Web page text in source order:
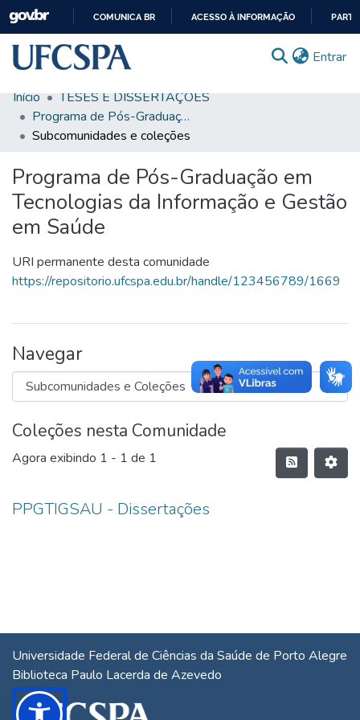
CONTEÚDO
COMUNICA BR ACESSO À INFORMAÇÃO
Entrar
Comunidades & Coleções
Busca Facetada
Estatísticas
Autoarquivamento
Sobre o RI-UFCSPA
FAQ
Início
TESES E DISSERTAÇÕES
Programa de Pós-Graduação em Tecnologias da Informação e Gestão em Saúde
Subcomunidades e coleções
Programa de Pós-Graduação em
Tecnologias da Informação e Gestão
em Saúde
URI permanente desta comunidade
https://repositorio.ufcspa.edu.br/handle/123456789/1669
Navegar
Coleções nesta Comunidade
Agora exibindo 1 - 1 de 1
PPGTIGSAU - Dissertações
Universidade Federal de Ciências da Saúde de Porto Alegre
Biblioteca Paulo Lacerda de Azevedo